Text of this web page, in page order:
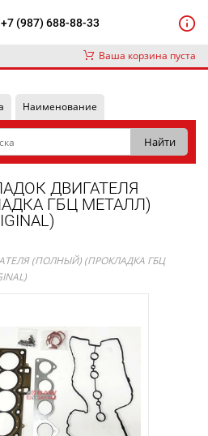
+7 (987) 688-88-33
Ваша корзина пуста
Наименование
ДВИГАТЕЛЯ
ГБЦ МЕТАЛЛ)
(ПОЛНЫЙ) (ПРОКЛАДКА ГБЦ